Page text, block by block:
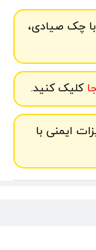
چک صیادی،
کلیک کنید.
ایمنی با